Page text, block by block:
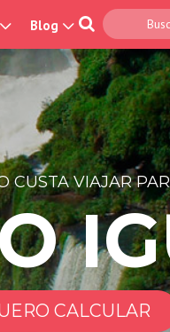
Blog
CUSTA VIAJAR
CALCULAR